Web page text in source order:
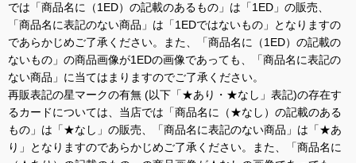
では「商品名に（1ED）の記載のあるもの」は「1ED」の販売、
「商品名に表記のない商品」は「1EDではないもの」となりますの
であらかじめご了承ください。また、「商品名に（1ED）の記載の
ないもの」の商品画像が1EDの画像であっても、「商品名に表記の
ない商品」に当てはまりますのでご了承ください。
再販表記の星マークの有無 (以下「★あり・★なし」表記)の存在す
るカードについては、当店では「商品名に（★なし）の記載のある
もの」は「★なし」の販売、「商品名に表記のない商品」は「★あ
り」となりますのであらかじめご了承ください。また、「商品名に